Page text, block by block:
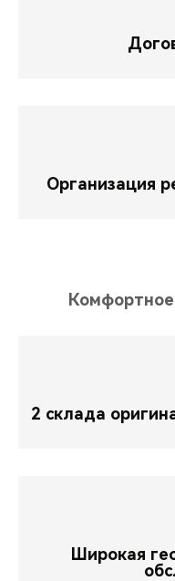
Организация
2 склада
Широкая